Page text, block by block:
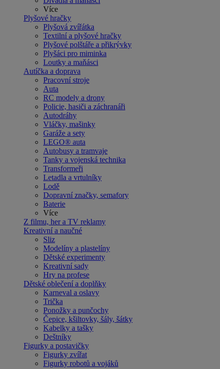
Více
Plyšové hračky
Plyšová zvířátka
Textilní a plyšové hračky
Plyšové polštáře a přikrývky
Plyšáci pro miminka
Loutky a maňásci
Autíčka a doprava
Pracovní stroje
Auta
RC modely a drony
Policie, hasiči a záchranáři
Autodráhy
Vláčky, mašinky
Garáže a sety
LEGO® auta
Autobusy a tramvaje
Tanky a vojenská technika
Transformeři
Letadla a vrtulníky
Lodě
Dopravní značky, semafory
Baterie
Více
Z filmu, her a TV reklamy
Kreativní a naučné
Sliz
Modelíny a plastelíny
Dětské experimenty
Kreativní sady
Hry na profese
Dětské oblečení a doplňky
Karneval a oslavy
Trička
Ponožky a punčochy
Čepice, kšiltovky, šály, šátky
Kabelky a tašky
Deštníky
Figurky a postavičky
Figurky zvířat
Figurky robotů a vojáků